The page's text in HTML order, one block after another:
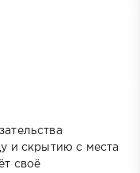
и скрытию с места
своё